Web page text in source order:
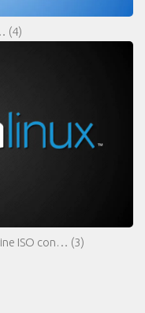
(4)
ISO con… (3)